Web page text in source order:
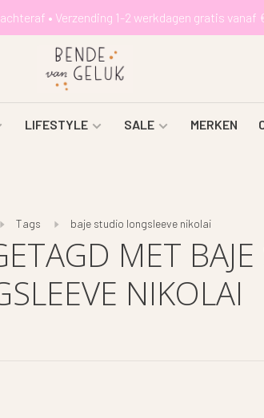
• Verzending 1-2 werkdagen gratis vanaf
LIFESTYLE SALE MERKEN
Tags baje studio longsleeve nikolai
MET
NIKOLAI